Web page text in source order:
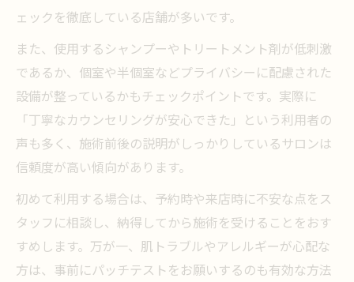
ェックを徹底している店舗が多いです。
また、使用するシャンプーやトリートメント剤が低刺激
であるか、個室や半個室などプライバシーに配慮された
設備が整っているかもチェックポイントです。実際に
「丁寧なカウンセリングが安心できた」という利用者の
声も多く、施術前後の説明がしっかりしているサロンは
信頼度が高い傾向があります。
初めて利用する場合は、予約時や来店時に不安な点をス
タッフに相談し、納得してから施術を受けることをおす
すめします。万が一、肌トラブルやアレルギーが心配な
方は、事前にパッチテストをお願いするのも有効な方法